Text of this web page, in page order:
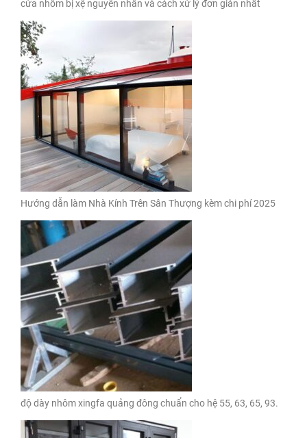
cửa nhôm bị xệ nguyên nhân và cách xử lý đơn giản nhất
Hướng dẫn làm Nhà Kính Trên Sân Thượng kèm chi phí 2025
độ dày nhôm xingfa quảng đông chuẩn cho hệ 55, 63, 65, 93.